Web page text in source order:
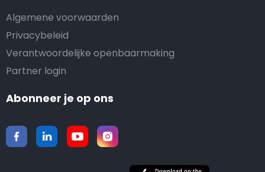
Algemene voorwaarden
Privacybeleid
Verantwoordelijke openbaarmaking
Partner login
Abonneer je op ons